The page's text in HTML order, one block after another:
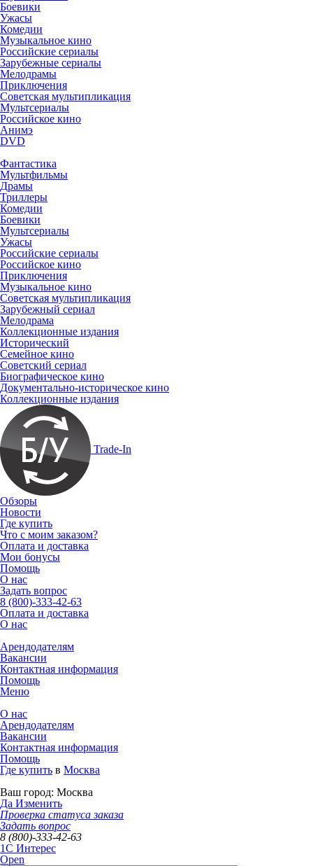
Боевики
Ужасы
Комедии
Музыкальное кино
Российские сериалы
Зарубежные сериалы
Мелодрамы
Приключения
Советская мультипликация
Мультсериалы
Российское кино
Анимэ
DVD
Фантастика
Мультфильмы
Драмы
Триллеры
Комедии
Боевики
Мультсериалы
Ужасы
Российские сериалы
Российское кино
Приключения
Музыкальное кино
Советская мультипликация
Зарубежный сериал
Мелодрама
Коллекционные издания
Исторический
Семейное кино
Советский сериал
Биографическое кино
Документально-историческое кино
Коллекционные издания
Trade-In
Обзоры
Новости
Где купить
Что с моим заказом?
Оплата и доставка
Мои бонусы
Помощь
О нас
Задать вопрос
8 (800)-333-42-63
Оплата и доставка
О нас
Арендодателям
Вакансии
Контактная информация
Помощь
Меню
О нас
Арендодателям
Вакансии
Контактная информация
Помощь
Где купить в Москва
Ваш город: Москва
Да Изменить
Проверка статуса заказа
Задать вопрос
8 (800)-333-42-63
1C Интерес
Open